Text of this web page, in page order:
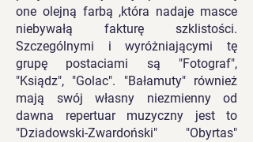
one olejną farbą ,która nadaje masce
niebywałą fakturę szklistości.
Szczególnymi i wyróżniającymi tę
grupę postaciami są "Fotograf",
"Ksiądz", "Golac". "Bałamuty" również
mają swój własny niezmienny od
dawna repertuar muzyczny jest to
"Dziadowski-Zwardoński" "Obyrtas"